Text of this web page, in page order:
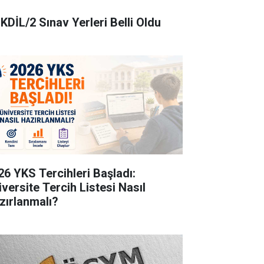
2 Sınav Yerleri Belli Oldu
YKS Tercihleri Başladı:
Tercih Listesi Nasıl